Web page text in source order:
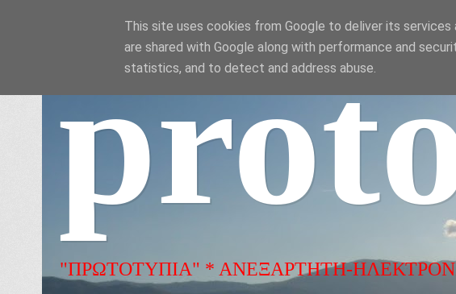
"ΠΡΩΤΟΤΥΠΙΑ" * ΑΝΕΞΑΡΤΗΤΗ-
This site uses cookies from Google to deliver its
are shared with Google along with performance and
statistics, and to detect and address abuse.